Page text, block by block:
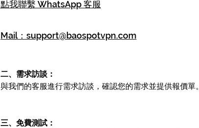
點我聯繫 WhatsApp 客服
Mail：support@baospotvpn.com
二、需求訪談：
與我們的客服進行需求訪談，確認您的需求並提供報價單。
三、免費測試：